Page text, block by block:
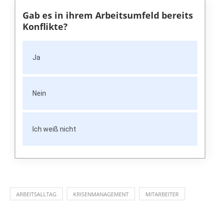
Gab es in ihrem Arbeitsumfeld bereits
Konflikte?
Ja
Nein
Ich weiß nicht
ARBEITSALLTAG KRISENMANAGEMENT MITARBEITER